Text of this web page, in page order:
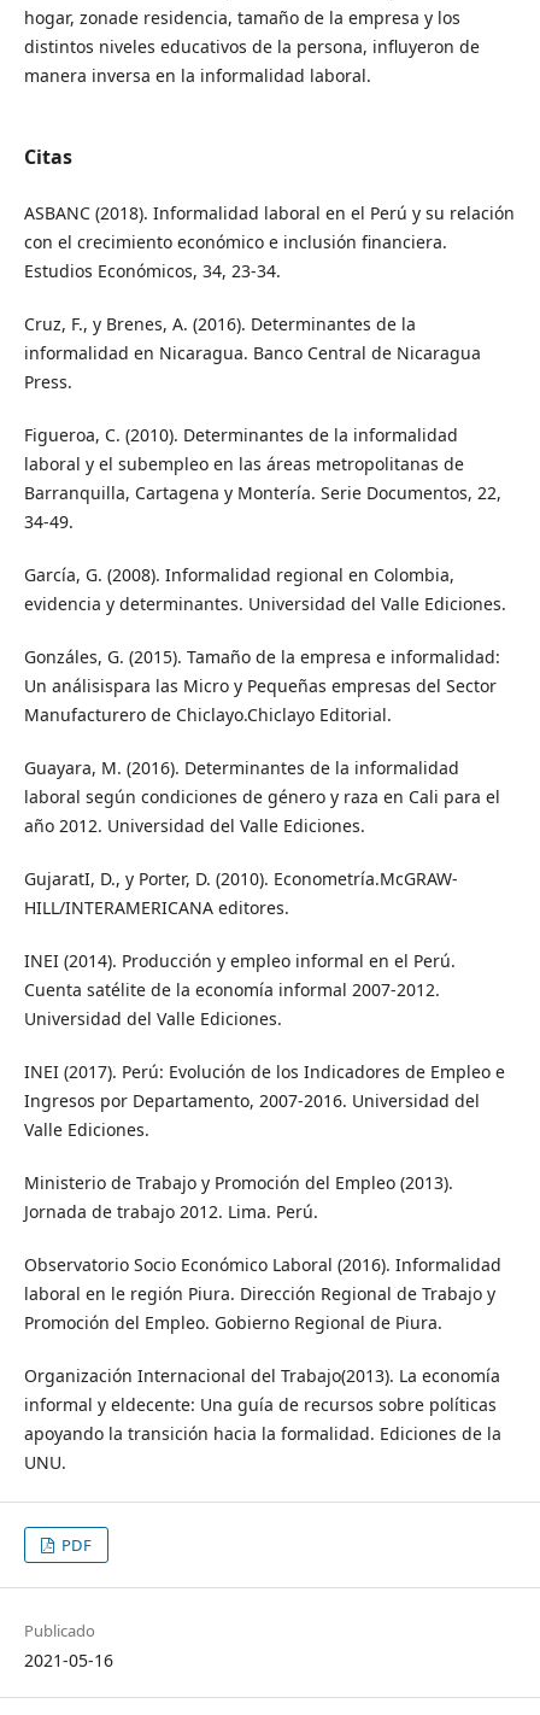
hogar, zonade residencia, tamaño de la empresa y los
distintos niveles educativos de la persona, influyeron de
manera inversa en la informalidad laboral.
Citas
ASBANC (2018). Informalidad laboral en el Perú y su relación
con el crecimiento económico e inclusión financiera.
Estudios Económicos, 34, 23-34.
Cruz, F., y Brenes, A. (2016). Determinantes de la
informalidad en Nicaragua. Banco Central de Nicaragua
Press.
Figueroa, C. (2010). Determinantes de la informalidad
laboral y el subempleo en las áreas metropolitanas de
Barranquilla, Cartagena y Montería. Serie Documentos, 22,
34-49.
García, G. (2008). Informalidad regional en Colombia,
evidencia y determinantes. Universidad del Valle Ediciones.
Gonzáles, G. (2015). Tamaño de la empresa e informalidad:
Un análisispara las Micro y Pequeñas empresas del Sector
Manufacturero de Chiclayo.Chiclayo Editorial.
Guayara, M. (2016). Determinantes de la informalidad
laboral según condiciones de género y raza en Cali para el
año 2012. Universidad del Valle Ediciones.
GujaratI, D., y Porter, D. (2010). Econometría.McGRAW-
HILL/INTERAMERICANA editores.
INEI (2014). Producción y empleo informal en el Perú.
Cuenta satélite de la economía informal 2007-2012.
Universidad del Valle Ediciones.
INEI (2017). Perú: Evolución de los Indicadores de Empleo e
Ingresos por Departamento, 2007-2016. Universidad del
Valle Ediciones.
Ministerio de Trabajo y Promoción del Empleo (2013).
Jornada de trabajo 2012. Lima. Perú.
Observatorio Socio Económico Laboral (2016). Informalidad
laboral en le región Piura. Dirección Regional de Trabajo y
Promoción del Empleo. Gobierno Regional de Piura.
Organización Internacional del Trabajo(2013). La economía
informal y eldecente: Una guía de recursos sobre políticas
apoyando la transición hacia la formalidad. Ediciones de la
UNU.
PDF
Publicado
2021-05-16